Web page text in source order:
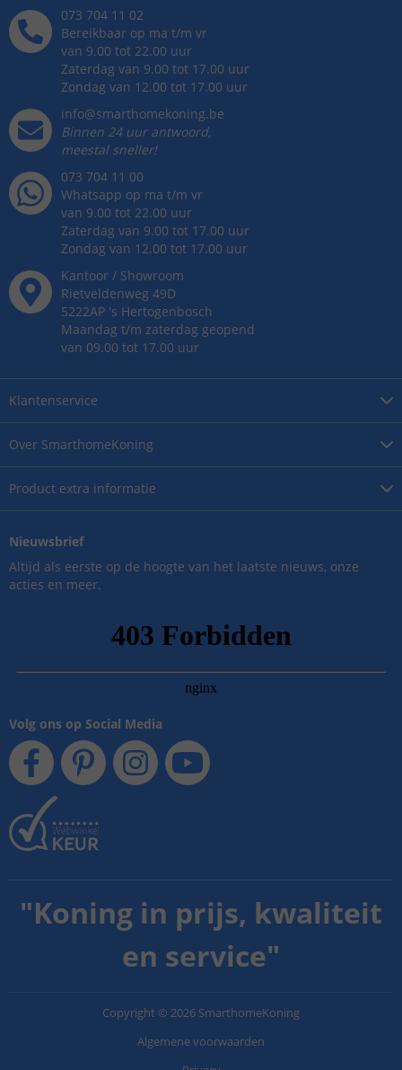
Over SmarthomeKoning
Product extra informatie
Klantenservice
073 704 11 02
Bereikbaar op ma t/m vr
van 9.00 tot 22.00 uur
Zaterdag van 9.00 tot 17.00 uur
Zondag van 12.00 tot 17.00 uur
info@smarthomekoning.be
Binnen 24 uur antwoord,
meestal sneller!
073 704 11 00
Whatsapp op ma t/m vr
van 9.00 tot 22.00 uur
Zaterdag van 9.00 tot 17.00 uur
Zondag van 12.00 tot 17.00 uur
Kantoor / Showroom
Rietveldenweg 49D
5222AP 's Hertogenbosch
Maandag t/m zaterdag geopend
van 09.00 tot 17.00 uur
Nieuwsbrief
Altijd als eerste op de hoogte van het laatste nieuws, onze
acties en meer.
Volg ons op Social Media
"Koning in prijs, kwaliteit
en service"
Copyright © 2026 SmarthomeKoning
Algemene voorwaarden